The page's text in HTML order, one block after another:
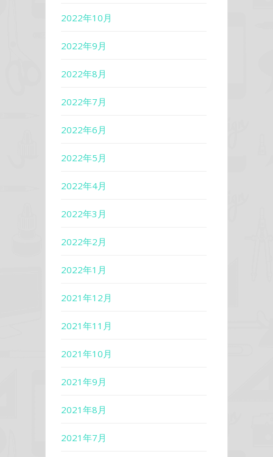
2022年10月
2022年9月
2022年8月
2022年7月
2022年6月
2022年5月
2022年4月
2022年3月
2022年2月
2022年1月
2021年12月
2021年11月
2021年10月
2021年9月
2021年8月
2021年7月